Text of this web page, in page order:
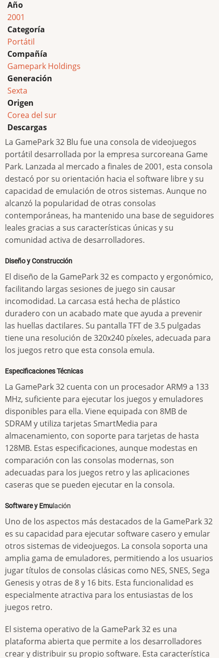
Año
2001
Categoría
Portátil
Compañía
Gamepark Holdings
Generación
Sexta
Origen
Corea del sur
Descargas
La GamePark 32 Blu fue una consola de videojuegos
portátil desarrollada por la empresa surcoreana Game
Park. Lanzada al mercado a finales de 2001, esta consola
destacó por su orientación hacia el software libre y su
capacidad de emulación de otros sistemas. Aunque no
alcanzó la popularidad de otras consolas
contemporáneas, ha mantenido una base de seguidores
leales gracias a sus características únicas y su
comunidad activa de desarrolladores.
Diseño y Construcción
El diseño de la GamePark 32 es compacto y ergonómico,
facilitando largas sesiones de juego sin causar
incomodidad. La carcasa está hecha de plástico
duradero con un acabado mate que ayuda a prevenir
las huellas dactilares. Su pantalla TFT de 3.5 pulgadas
tiene una resolución de 320x240 píxeles, adecuada para
los juegos retro que esta consola emula.
Especificaciones Técnicas
La GamePark 32 cuenta con un procesador ARM9 a 133
MHz, suficiente para ejecutar los juegos y emuladores
disponibles para ella. Viene equipada con 8MB de
SDRAM y utiliza tarjetas SmartMedia para
almacenamiento, con soporte para tarjetas de hasta
128MB. Estas especificaciones, aunque modestas en
comparación con las consolas modernas, son
adecuadas para los juegos retro y las aplicaciones
caseras que se pueden ejecutar en la consola.
Software y Emulación
Uno de los aspectos más destacados de la GamePark 32
es su capacidad para ejecutar software casero y emular
otros sistemas de videojuegos. La consola soporta una
amplia gama de emuladores, permitiendo a los usuarios
jugar títulos de consolas clásicas como NES, SNES, Sega
Genesis y otras de 8 y 16 bits. Esta funcionalidad es
especialmente atractiva para los entusiastas de los
juegos retro.
El sistema operativo de la GamePark 32 es una
plataforma abierta que permite a los desarrolladores
crear y distribuir su propio software. Esta característica